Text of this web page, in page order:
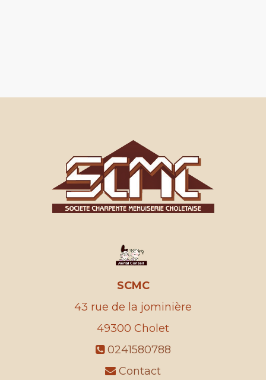
SCMC
43 rue de la jominière
49300 Cholet
0241580788
Contact